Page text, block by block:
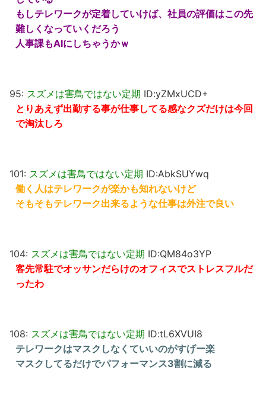
もしテレワークが定着していけば、社員の評価はこの先
難しくなっていくだろう
人事課もAIにしちゃうかｗ
95: スズメは害鳥ではない定期 ID:yZMxUCD+
とりあえず出勤する事が仕事してる感なクズだけは今回
で淘汰しろ
101: スズメは害鳥ではない定期 ID:AbkSUYwq
働く人はテレワークが楽かも知れないけど
そもそもテレワーク出来るような仕事は外注で良い
104: スズメは害鳥ではない定期 ID:QM84o3YP
客先常駐でオッサンだらけのオフィスでストレスフルだ
ったわ
108: スズメは害鳥ではない定期 ID:tL6XVUI8
テレワークはマスクしなくていいのがすげー楽
マスクしてるだけでパフォーマンス3割に減る